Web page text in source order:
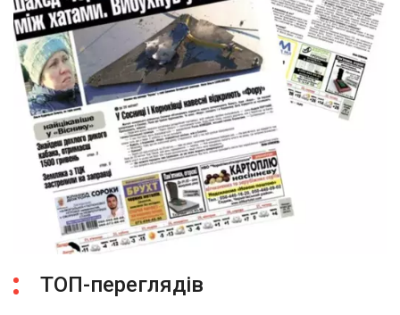
ТОП-переглядів